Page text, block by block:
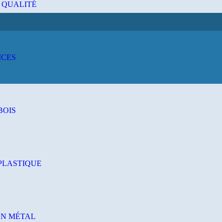
QUALITÉ
MÉTAL